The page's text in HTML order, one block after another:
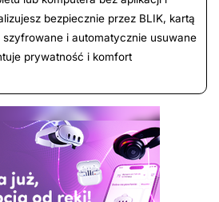
bezpiecznie przez BLIK, kartą
szyfrowane i automatycznie usuwane
prywatność i komfort